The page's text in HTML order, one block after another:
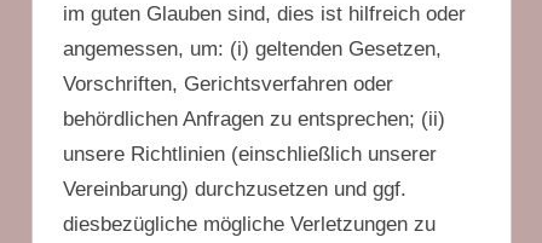
im guten Glauben sind, dies ist hilfreich oder
angemessen, um: (i) geltenden Gesetzen,
Vorschriften, Gerichtsverfahren oder
behördlichen Anfragen zu entsprechen; (ii)
unsere Richtlinien (einschließlich unserer
Vereinbarung) durchzusetzen und ggf.
diesbezügliche mögliche Verletzungen zu